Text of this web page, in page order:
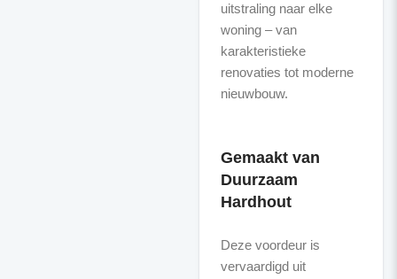
uitstraling naar elke
woning – van
karakteristieke
renovaties tot moderne
nieuwbouw.
Gemaakt van
Duurzaam
Hardhout
Deze voordeur is
vervaardigd uit